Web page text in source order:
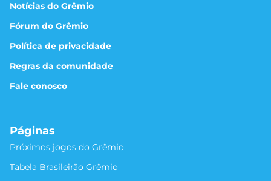
Notícias do Grêmio
Fórum do Grêmio
Política de privacidade
Regras da comunidade
Fale conosco
Páginas
Próximos jogos do Grêmio
Tabela Brasileirão Grêmio